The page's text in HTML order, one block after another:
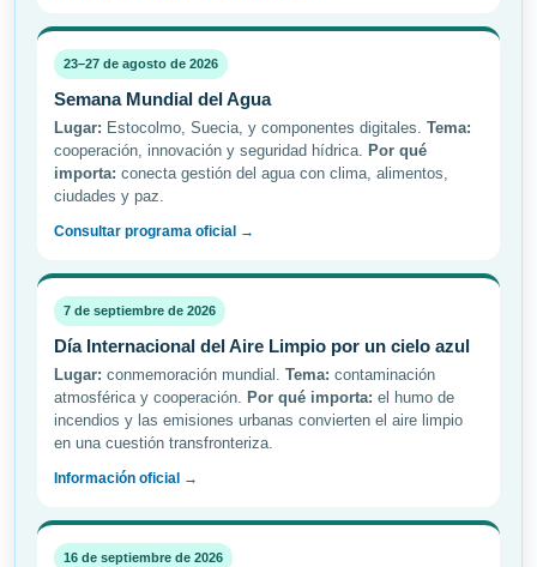
23–27 de agosto de 2026
Semana Mundial del Agua
Lugar: Estocolmo, Suecia, y componentes digitales. Tema:
cooperación, innovación y seguridad hídrica. Por qué
importa: conecta gestión del agua con clima, alimentos,
ciudades y paz.
Consultar programa oficial →
7 de septiembre de 2026
Día Internacional del Aire Limpio por un cielo azul
Lugar: conmemoración mundial. Tema: contaminación
atmosférica y cooperación. Por qué importa: el humo de
incendios y las emisiones urbanas convierten el aire limpio
en una cuestión transfronteriza.
Información oficial →
16 de septiembre de 2026